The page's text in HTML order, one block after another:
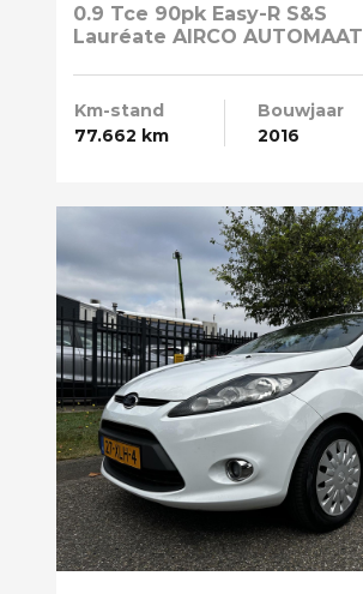
0.9 Tce 90pk Easy-R S&S
Lauréate AIRCO AUTOMAAT
Km-stand
77.662 km
Bouwjaar
2016